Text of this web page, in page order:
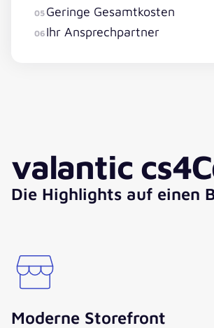
05 Geringe Gesamtkosten
06 Ihr Ansprechpartner
valantic
Die Highlights auf einen
Moderne Storefront